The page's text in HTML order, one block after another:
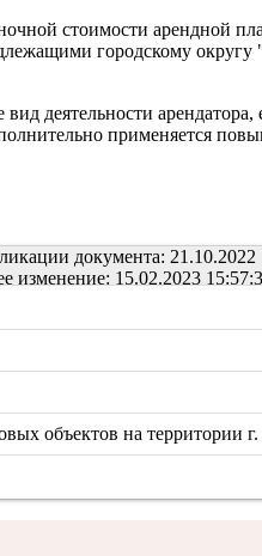
стоимости арендной
городскому округу
деятельности арендатора,
применяется
документа: 21.10.2022
изменение: 15.02.2023
объектов на территории